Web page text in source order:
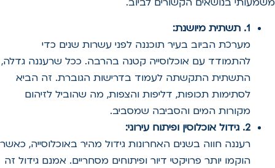
1. תשתית מיושנת:
מערכת הביוב בעיר תוכננה לפני עשרות שנים כדי
להתמודד עם אוכלוסייה קטנה בהרבה. ככל שרעננה גדלה,
התשתית התקשתה לעמוד בדרישות הגוברת. זה הביא
לסתימות תכופות, דליפות והצפות, מה שהוביל לזיהום
מקורות המים והסביבה שמסביב.
2. גידול אוכלוסין ופיתוח עירוני:
רעננה חווה בשנים האחרונות גידול מהיר באוכלוסייה, כאשר
הוקמו יותר פרויקטי דיור ופיתוחים מסחריים. אמנם גידול זה